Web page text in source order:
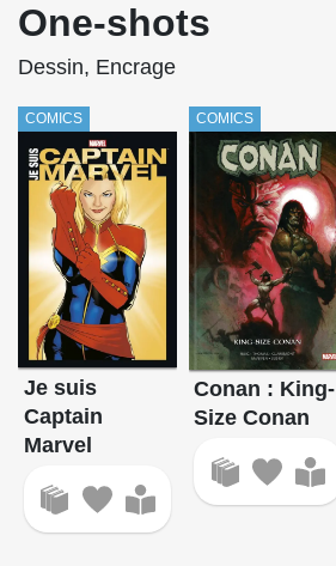
One-shots
Dessin, Encrage
COMICS
Je suis
Captain
Marvel
COMICS
Conan : King-
Size Conan